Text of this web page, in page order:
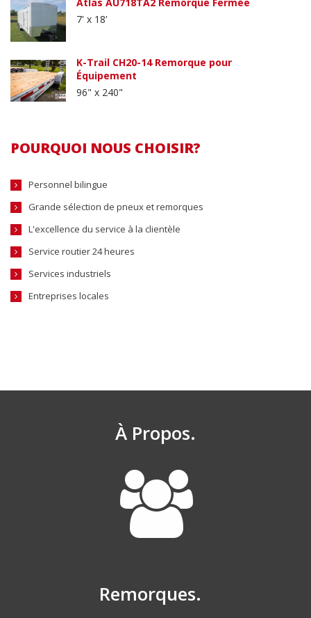
7' x 18'
K-Trail CH20-14 Remorque pour
Équipement
96" x 240"
POURQUOI NOUS CHOISIR?
Personnel bilingue
Grande sélection de pneux et remorques
L'excellence du service à la clientèle
Service routier 24 heures
Services industriels
Entreprises locales
À Propos.
Remorques.